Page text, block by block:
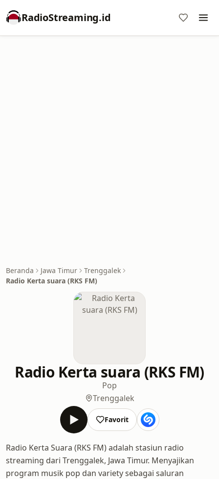
RadioStreaming.id
Beranda Jawa Timur
Trenggalek
Radio Kerta suara (RKS FM)
Radio Kerta suara (RKS FM)
Pop
Trenggalek
Favorit
Radio Kerta Suara (RKS FM) adalah stasiun radio
streaming dari Trenggalek, Jawa Timur. Menyajikan
program musik pop dan variety sebagai saluran